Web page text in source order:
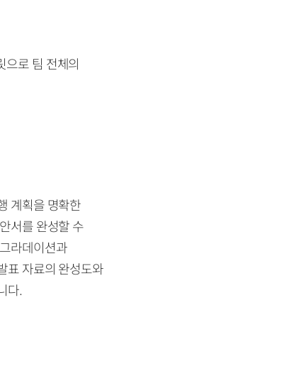
로 팀 전체의
계획을 명확한
서를 완성할 수
라데이션과
표 자료의 완성도와
다.